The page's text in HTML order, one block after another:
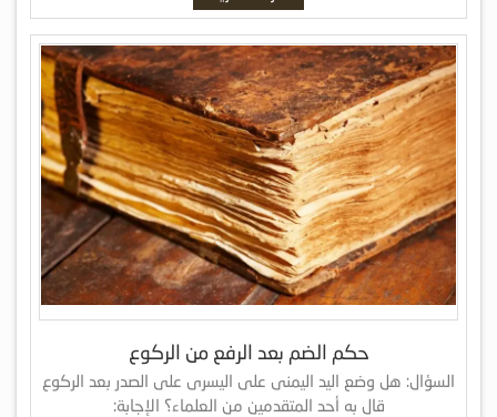
حكم الضم بعد الرفع من الركوع
السؤال: هل وضع اليد اليمنى على اليسرى على الصدر بعد الركوع
قال به أحد المتقدمين من العلماء؟ الإجابة: